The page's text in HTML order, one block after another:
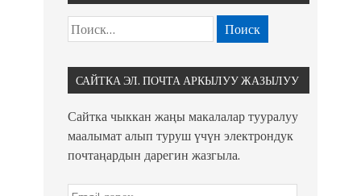
САЙТКА ЭЛ. ПОЧТА АРКЫЛУУ ЖАЗЫЛУУ
Сайтка чыккан жаңы макалалар тууралуу
маалымат алып туруш үчүн электрондук
почтаңардын дарегин жазгыла.